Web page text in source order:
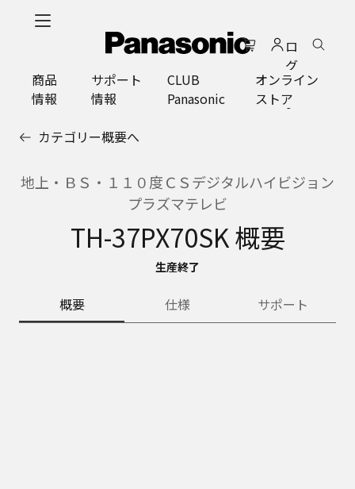
ロ
グ
イ
ン
商品
情報
サポート
情報
CLUB
Panasonic
オンライン
ストア
カテゴリー概要へ
地上・ＢＳ・１１０度ＣＳデジタルハイビジョン
プラズマテレビ
TH-37PX70SK 概要
生産終了
概要 仕様 サポート